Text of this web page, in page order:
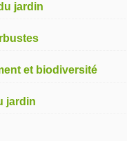
jardin
et biodiversité
jardin